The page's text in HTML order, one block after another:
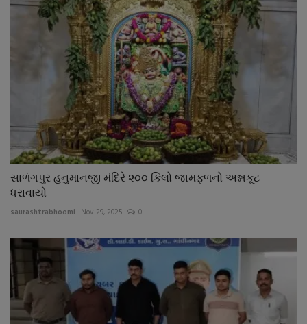
સાળંગપુર હનુમાનજી મંદિરે ૨૦૦ કિલો જામફળનો અન્નકૂટ
ધરાવાયો
saurashtrabhoomi Nov 29, 2025 0